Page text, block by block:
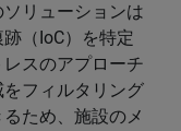
リューションは
（IoC）を特定
スのアプローチ
フィルタリング
ため、施設のメ